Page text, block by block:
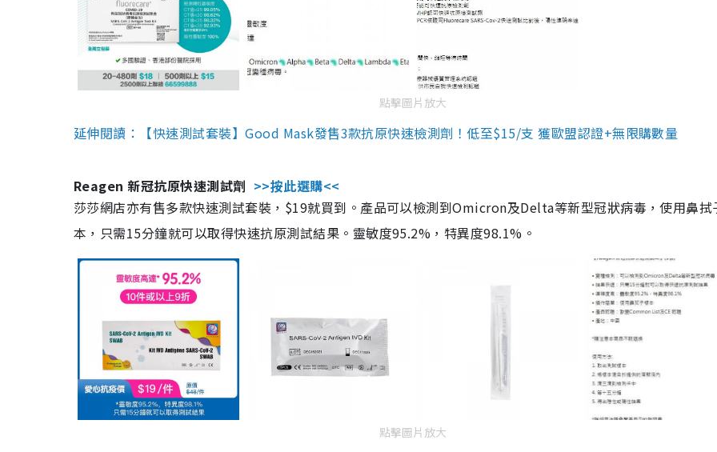
點擊圖片放大
延伸閱讀：【快速測試套裝】Good Mask發售3款抗原快速檢測劑！低至$15/支 獲歐盟認證+無限購數量
Reagen 新冠抗原快速測試劑 >>按此選購<<
莎莎網店亦有售多款快速測試套裝，$19就買到。產品可以檢測到Omicron及Delta等新型冠狀病毒，使用鼻拭
本，只需15分鐘就可以取得快速抗原測試結果。靈敏度95.2%，特異度98.1%。
點擊圖片放大